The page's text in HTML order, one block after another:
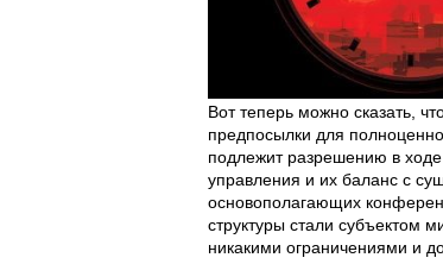
Вот теперь можно сказать,
предпосылки для
подлежит разрешению в ходе
управления и их баланс с
основополагающих
структуры стали субъектом
никакими ограничениями и